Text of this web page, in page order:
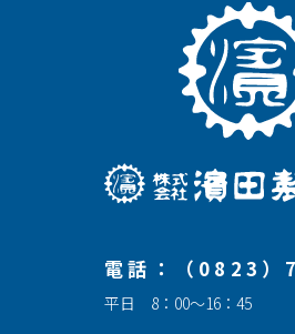
電話：（0823
平日 8：00～16：45